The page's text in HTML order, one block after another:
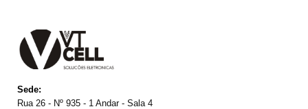
Sede:
Rua 26 - Nº 935 - 1 Andar - Sala 4